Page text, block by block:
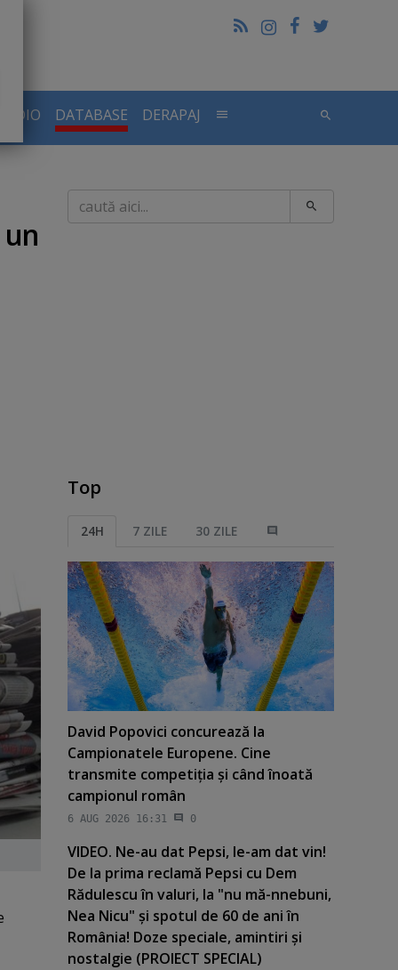
DATABASE DERAPAJ
un
Caută
Top
24H 7 ZILE 30 ZILE
David Popovici concurează la
Campionatele Europene. Cine
transmite competiţia şi când înoată
campionul român
6 AUG 2026 16:31 0
VIDEO. Ne-au dat Pepsi, le-am dat vin!
De la prima reclamă Pepsi cu Dem
Rădulescu în valuri, la "nu mă-nnebuni,
Nea Nicu" şi spotul de 60 de ani în
România! Doze speciale, amintiri şi
nostalgie (PROIECT SPECIAL)